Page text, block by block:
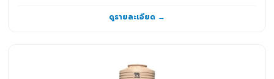
ดูรายละเอียด →